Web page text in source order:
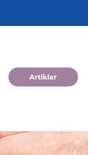
Artiklar